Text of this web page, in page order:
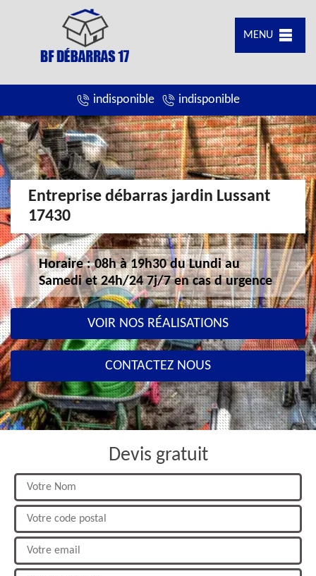
MENU
indisponible indisponible
Entreprise débarras jardin Lussant
17430
Horaire : 08h à 19h30 du Lundi au
Samedi et 24h/24 7j/7 en cas d urgence
VOIR NOS RÉALISATIONS
CONTACTEZ NOUS
Devis gratuit